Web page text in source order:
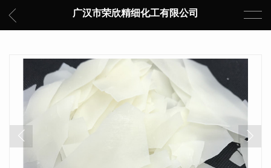
广汉市荣欣精细化工有限公司